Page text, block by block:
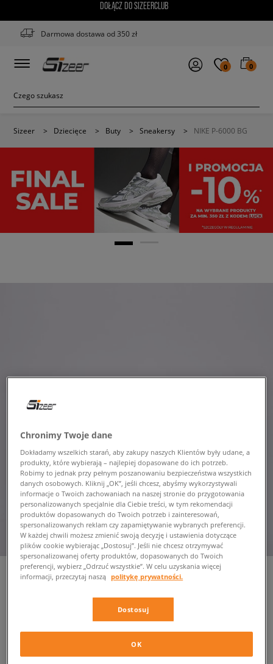
DOŁĄCZ DO SIZEERCLUB
Darmowa dostawa od 350 zł
0 0
Sizeer > Dziecięce > Buty > Sneakersy > NIKE P-6000 BG
349,99 zł z VAT
Chronimy Twoje dane
Dokładamy wszelkich starań, aby zakupy naszych Klientów były udane, a
produkty, które wybierają – najlepiej dopasowane do ich potrzeb.
Robimy to jednak przy pełnym poszanowaniu bezpieczeństwa wszystkich
danych osobowych. Kliknij „OK”, jeśli chcesz, abyśmy wykorzystywali
informacje o Twoich zachowaniach na naszej stronie do przygotowania
personalizowanych specjalnie dla Ciebie treści, w tym rekomendacji
produktów dopasowanych do Twoich potrzeb i zainteresowań,
spersonalizowanych reklam czy zapamiętywanie wybranych preferencji.
W każdej chwili możesz zmienić swoją decyzję i ustawienia dotyczące
plików cookie wybierając „Dostosuj”. Jeśli nie chcesz otrzymywać
spersonalizowanej oferty produktów, dopasowanych do Twoich
preferencji, wybierz „Odrzuć wszystkie”. W celu uzyskania więcej
informacji, przeczytaj naszą politykę prywatności.
Dostosuj
OK